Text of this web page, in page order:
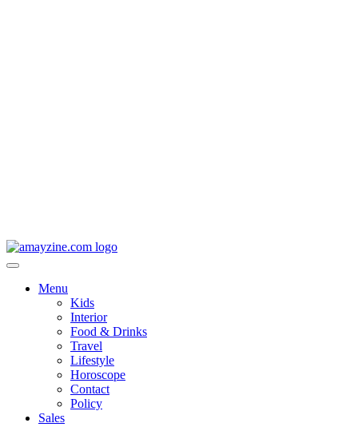
Menu
Kids
Interior
Food & Drinks
Travel
Lifestyle
Horoscope
Contact
Policy
Sales